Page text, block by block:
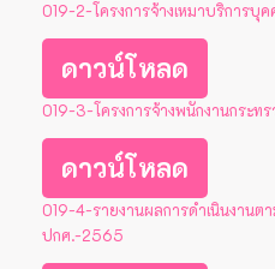
O19-2-โครงการจ้างเหมาบริการบุ
ดาวน์โหลด
O19-3-โครงการจ้างพนักงานกระ
ดาวน์โหลด
O19-4-รายงานผลการดำเนินงาน
ปกศ.-2565